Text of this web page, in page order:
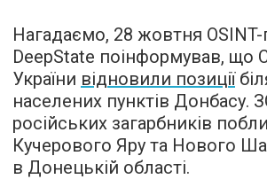
Нагадаємо, 28 жовтня
DeepState поінформував, що
України відновили позиції
населених пунктів Донбасу.
російських загарбників
Кучерового Яру та Нового
в Донецькій області.